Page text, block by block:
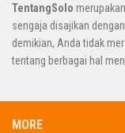
TentangSolo
sengaja disajikan
demikian, Anda tidak
tentang berbagai hal
MORE